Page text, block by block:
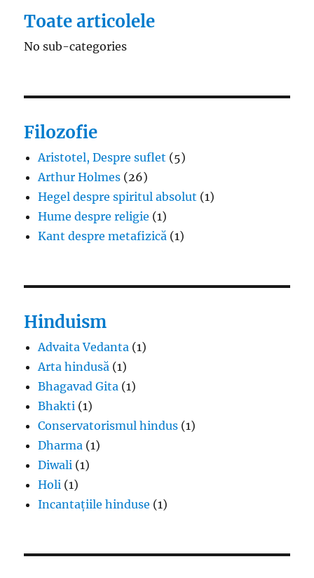
Toate articolele
No sub-categories
Filozofie
Aristotel, Despre suflet (5)
Arthur Holmes (26)
Hegel despre spiritul absolut (1)
Hume despre religie (1)
Kant despre metafizică (1)
Hinduism
Advaita Vedanta (1)
Arta hindusă (1)
Bhagavad Gita (1)
Bhakti (1)
Conservatorismul hindus (1)
Dharma (1)
Diwali (1)
Holi (1)
Incantațiile hinduse (1)